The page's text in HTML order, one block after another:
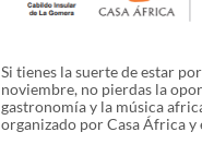
Si tienes la suerte de estar
noviembre, no pierdas la
gastronomía y la música
organizado por Casa África y